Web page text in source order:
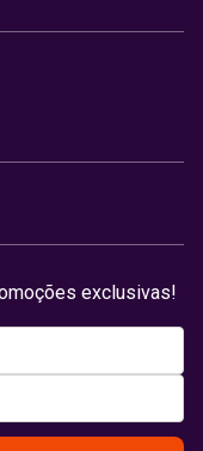
exclusivas!